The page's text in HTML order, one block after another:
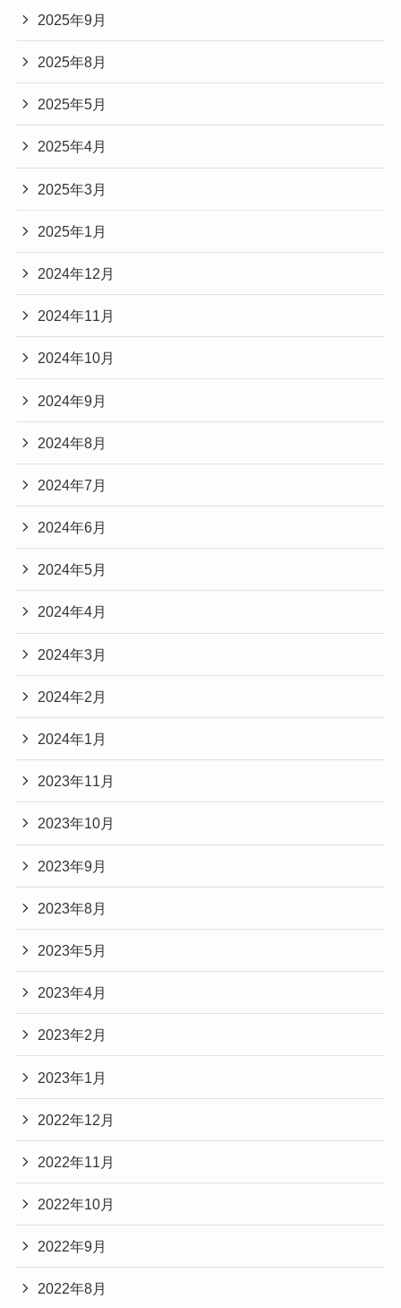
2025年9月
2025年8月
2025年5月
2025年4月
2025年3月
2025年1月
2024年12月
2024年11月
2024年10月
2024年9月
2024年8月
2024年7月
2024年6月
2024年5月
2024年4月
2024年3月
2024年2月
2024年1月
2023年11月
2023年10月
2023年9月
2023年8月
2023年5月
2023年4月
2023年2月
2023年1月
2022年12月
2022年11月
2022年10月
2022年9月
2022年8月